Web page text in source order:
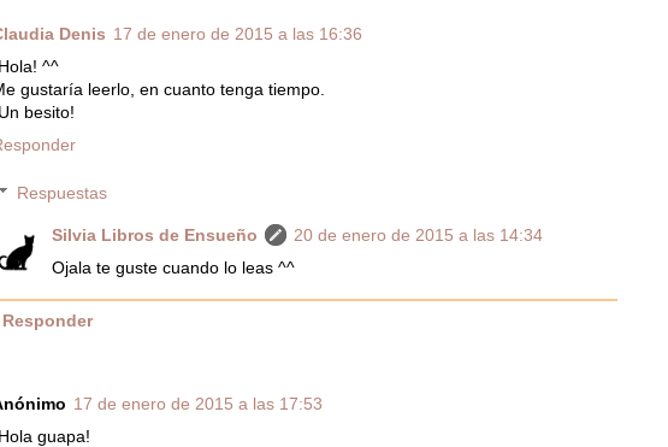
Denis 17 de enero de 2015 a las 16:36
^^
gustaría leerlo, en cuanto tenga tiempo.
besito!
Respuestas
Silvia Libros de Ensueño
20 de enero de 2015 a las 14:34
Ojala te guste cuando lo leas ^^
Responder
17 de enero de 2015 a las 17:53
guapa!